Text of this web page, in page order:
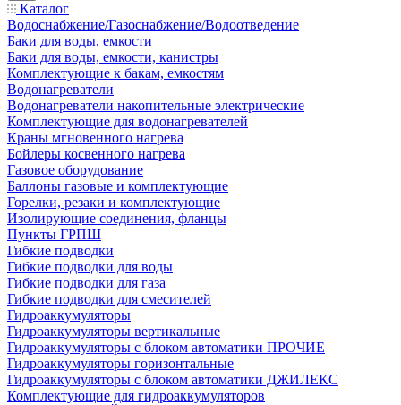
Каталог
Водоснабжение/Газоснабжение/Водоотведение
Баки для воды, емкости
Баки для воды, емкости, канистры
Комплектующие к бакам, емкостям
Водонагреватели
Водонагреватели накопительные электрические
Комплектующие для водонагревателей
Краны мгновенного нагрева
Бойлеры косвенного нагрева
Газовое оборудование
Баллоны газовые и комплектующие
Горелки, резаки и комплектующие
Изолирующие соединения, фланцы
Пункты ГРПШ
Гибкие подводки
Гибкие подводки для воды
Гибкие подводки для газа
Гибкие подводки для смесителей
Гидроаккумуляторы
Гидроаккумуляторы вертикальные
Гидроаккумуляторы с блоком автоматики ПРОЧИЕ
Гидроаккумуляторы горизонтальные
Гидроаккумуляторы с блоком автоматики ДЖИЛЕКС
Комплектующие для гидроаккумуляторов